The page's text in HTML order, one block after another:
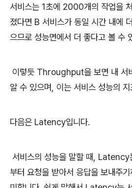
서비스는 1초에 2000개의 작업을
졌다면 B 서비스가 동일 시간 내에
으므로 성능면에서 더 좋다고 볼 수
이렇듯 Throughput을 보면 내 서
알 수 있으며, 이는 서비스 성능의
다음은 Latency입니다.
서비스의 성능을 말할 때, Latency
부터 요청을 받아서 응답을 보내주